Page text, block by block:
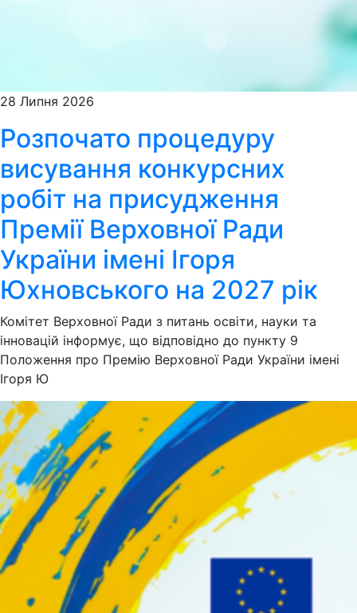
28 Липня 2026
Розпочато процедуру
висування конкурсних
робіт на присудження
Премії Верховної Ради
України імені Ігоря
Юхновського на 2027 рік
Комітет Верховної Ради з питань освіти, науки та
інновацій інформує, що відповідно до пункту 9
Положення про Премію Верховної Ради України імені
Ігоря Ю